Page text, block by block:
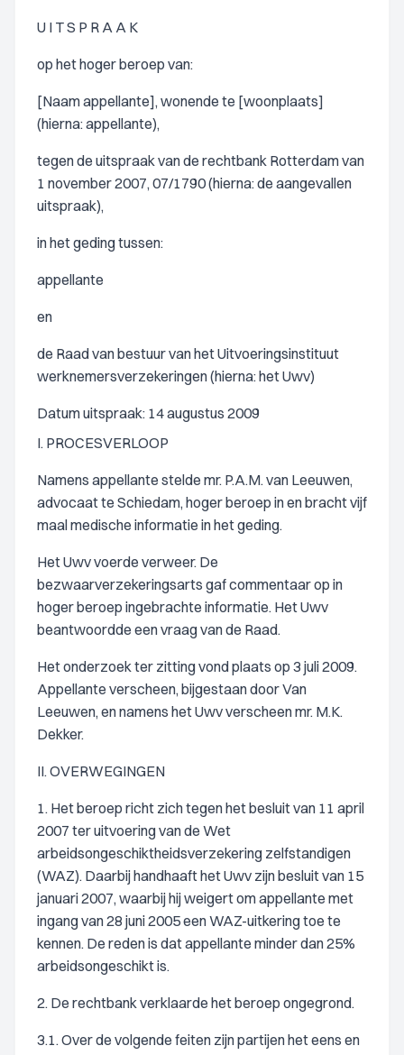
U I T S P R A A K
op het hoger beroep van:
[Naam appellante], wonende te [woonplaats]
(hierna: appellante),
tegen de uitspraak van de rechtbank Rotterdam van
1 november 2007, 07/1790 (hierna: de aangevallen
uitspraak),
in het geding tussen:
appellante
en
de Raad van bestuur van het Uitvoeringsinstituut
werknemersverzekeringen (hierna: het Uwv)
Datum uitspraak: 14 augustus 2009
I. PROCESVERLOOP
Namens appellante stelde mr. P.A.M. van Leeuwen,
advocaat te Schiedam, hoger beroep in en bracht vijf
maal medische informatie in het geding.
Het Uwv voerde verweer. De
bezwaarverzekeringsarts gaf commentaar op in
hoger beroep ingebrachte informatie. Het Uwv
beantwoordde een vraag van de Raad.
Het onderzoek ter zitting vond plaats op 3 juli 2009.
Appellante verscheen, bijgestaan door Van
Leeuwen, en namens het Uwv verscheen mr. M.K.
Dekker.
II. OVERWEGINGEN
1. Het beroep richt zich tegen het besluit van 11 april
2007 ter uitvoering van de Wet
arbeidsongeschiktheidsverzekering zelfstandigen
(WAZ). Daarbij handhaaft het Uwv zijn besluit van 15
januari 2007, waarbij hij weigert om appellante met
ingang van 28 juni 2005 een WAZ-uitkering toe te
kennen. De reden is dat appellante minder dan 25%
arbeidsongeschikt is.
2. De rechtbank verklaarde het beroep ongegrond.
3.1. Over de volgende feiten zijn partijen het eens en